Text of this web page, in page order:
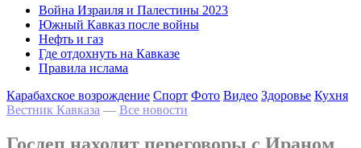
Война Израиля и Палестины 2023
Южный Кавказ после войны
Нефть и газ
Где отдохнуть на Кавказе
Правила ислама
Карабахское возрождение Спорт Фото Видео Здоровье Кухня
Вестник Кавказа — Все новости